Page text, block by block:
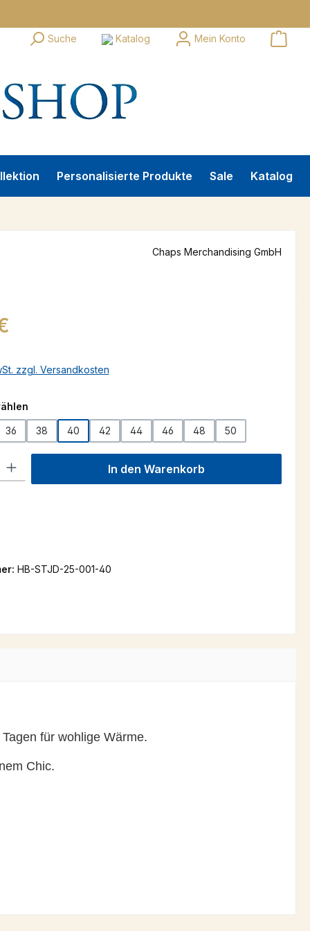
Suche Katalog Mein Konto
Personalisierte Produkte Sale Katalog
Chaps Merchandising GmbH
zzgl. Versandkosten
auswählen
36 38 40 42 44 46 48 50
Gib den gewünschten Wert ein oder benutze die Schaltflächen
In den Warenkorb
HB-STJD-25-001-40
für wohlige Wärme.
Chic.